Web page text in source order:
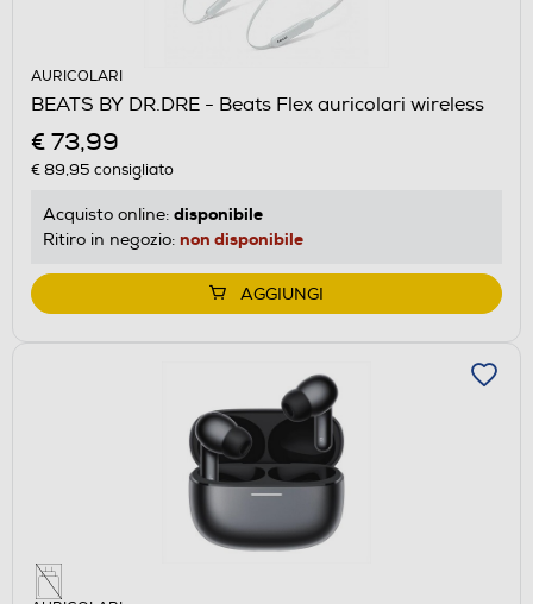
AURICOLARI
BEATS BY DR.DRE - Beats Flex auricolari wireless
€ 73,99
€ 89,95 consigliato
Acquisto online: disponibile
Ritiro in negozio: non disponibile
AGGIUNGI